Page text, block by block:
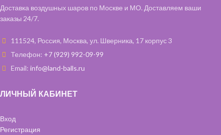
Доставка воздушных шаров по Москве и МО. Доставляем ваши
заказы 24/7.
111524, Россия, Москва, ул. Шверника, 17 корпус 3
Телефон: +7 (929) 992-09-99
Email: info@land-balls.ru
ЛИЧНЫЙ КАБИНЕТ
Вход
Регистрация